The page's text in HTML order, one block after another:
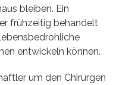
bleiben. Ein
frühzeitig behandelt
entwickeln können.
um den Chirurgen